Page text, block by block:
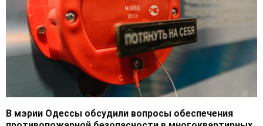
В мэрии Одессы обсудили вопросы обеспечения